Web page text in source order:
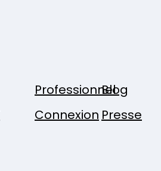
Professionnel
Blog
Connexion Presse